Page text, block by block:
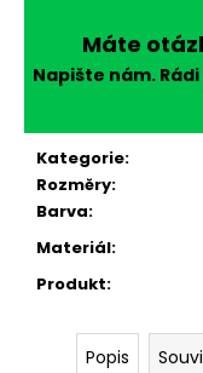
Máte
Napište nám.
Kategorie:
Rozměry:
Barva:
Materiál:
Produkt:
Popis